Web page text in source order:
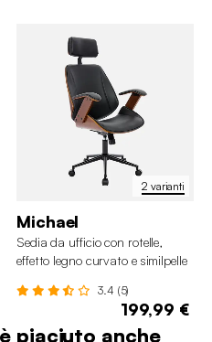
2 varianti
Michael
Sedia da ufficio con rotelle,
effetto legno curvato e similpelle
3.4 (5)
199,99 €
piaciuto anche